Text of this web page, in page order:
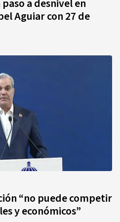
a desnivel en
Aguiar con 27 de
“no puede competir
y económicos”